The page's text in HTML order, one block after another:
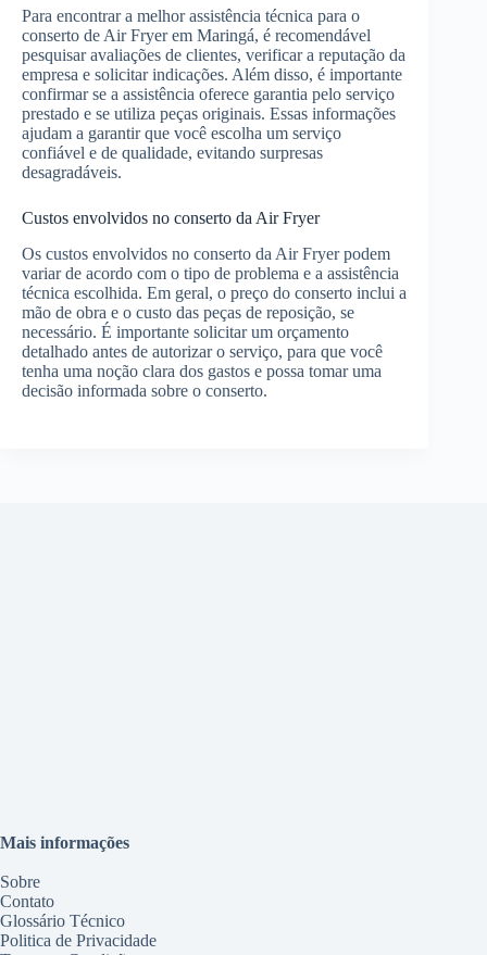
Para encontrar a melhor assistência técnica para o
conserto de Air Fryer em Maringá, é recomendável
pesquisar avaliações de clientes, verificar a reputação da
empresa e solicitar indicações. Além disso, é importante
confirmar se a assistência oferece garantia pelo serviço
prestado e se utiliza peças originais. Essas informações
ajudam a garantir que você escolha um serviço
confiável e de qualidade, evitando surpresas
desagradáveis.
Custos envolvidos no conserto da Air Fryer
Os custos envolvidos no conserto da Air Fryer podem
variar de acordo com o tipo de problema e a assistência
técnica escolhida. Em geral, o preço do conserto inclui a
mão de obra e o custo das peças de reposição, se
necessário. É importante solicitar um orçamento
detalhado antes de autorizar o serviço, para que você
tenha uma noção clara dos gastos e possa tomar uma
decisão informada sobre o conserto.
Mais informações
Sobre
Contato
Glossário Técnico
Politica de Privacidade